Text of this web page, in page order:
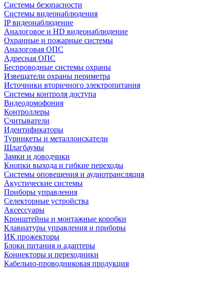
Системы безопасности
Системы видеонаблюдения
IP видеонаблюдение
Аналоговое и HD видеонаблюдение
Охранные и пожарные системы
Аналоговая ОПС
Адресная ОПС
Беспроводные системы охраны
Извещатели охраны периметра
Источники вторичного электропитания
Системы контроля доступа
Видеодомофония
Контроллеры
Считыватели
Идентификаторы
Турникеты и металлоискатели
Шлагбаумы
Замки и доводчики
Кнопки выхода и гибкие переходы
Системы оповещения и аудиотрансляция
Акустические системы
Приборы управления
Селекторные устройства
Аксессуары
Кронштейны и монтажные коробки
Клавиатуры управления и приборы
ИК прожекторы
Блоки питания и адаптеры
Коннекторы и переходники
Кабельно-проводниковая продукция